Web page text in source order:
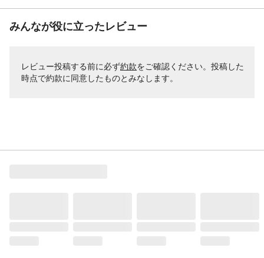
みんなが役に立ったレビュー
レビュー投稿する前に必ず約款をご確認ください。投稿した
時点で約款に同意したものとみなします。